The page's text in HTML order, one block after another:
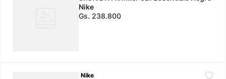
Nike
Gs. 238.800
Nike